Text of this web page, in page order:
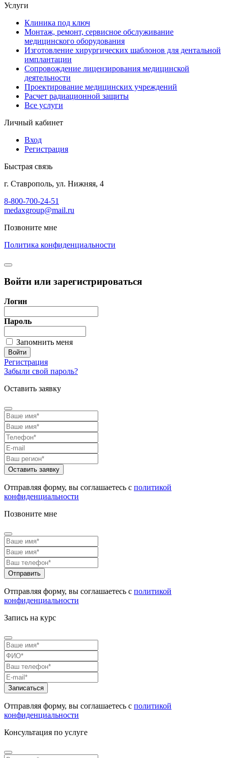
Услуги
Клиника под ключ
Монтаж, ремонт, сервисное обслуживание
медицинского оборудования
Изготовление хирургических шаблонов для дентальной
имплантации
Сопровождение лицензирования медицинской
деятельности
Проектирование медицинских учреждений
Расчет радиационной защиты
Все услуги
Личный кабинет
Вход
Регистрация
Быстрая связь
г. Ставрополь, ул. Нижняя, 4
8-800-700-24-51
medaxgroup@mail.ru
Позвоните мне
Политика конфиденциальности
Войти или зарегистрироваться
Логин
Пароль
Запомнить меня
Регистрация
Забыли свой пароль?
Оставить заявку
Отправляя форму, вы соглашаетесь с политикой
конфиденциальности
Позвоните мне
Отправляя форму, вы соглашаетесь с политикой
конфиденциальности
Запись на курс
Отправляя форму, вы соглашаетесь с политикой
конфиденциальности
Консультация по услуге